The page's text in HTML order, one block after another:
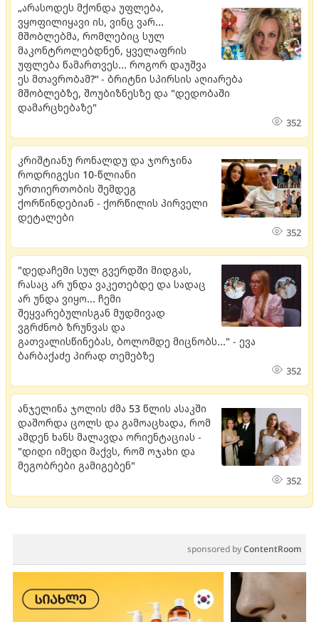
„არასოდეს მქონდა უფლება,
ვყოფილიყავი ის, ვინც ვარ...
მშობლებმა, რომლებიც სულ
მაკონტროლებდნენ, ყველაფრის
უფლება წამართვეს... როგორ დაუშვა
ეს მთავრობამ?“ - ბრიტნი სპირსის აღიარება
მშობლებზე, შოუბიზნესზე და "დედობაში
დამარცხებაზე"
352
კრიშტიანუ რონალდუ და ჯორჯინა
როდრიგესი 10-წლიანი
ურთიერთობის შემდეგ
ქორწინდებიან - ქორწილის პირველი
დეტალები
352
"დედაჩემი სულ გვერდში მიდგას,
რასაც არ უნდა ვაკეთებდე და სადაც
არ უნდა ვიყო... ჩემი
შეყვარებულისგან მუდმივად
ვგრძნობ ზრუნვას და
გათვალისწინებას, ბოლომდე მიცნობს..." - ევა
ბარბაქაძე პირად თემებზე
352
ანჯელინა ჯოლის ძმა 53 წლის ასაკში
დაშორდა ცოლს და გამოაცხადა, რომ
ამდენ ხანს მალავდა ორიენტაციას -
"დიდი იმედი მაქვს, რომ ოჯახი და
მეგობრები გამიგებენ"
352
sponsored byContentRoom